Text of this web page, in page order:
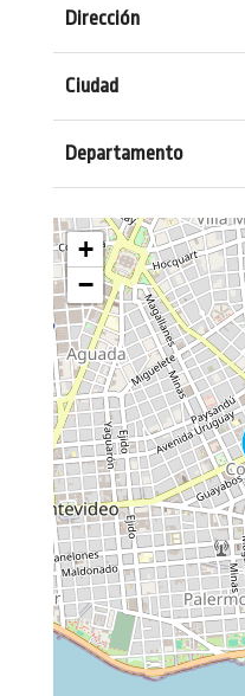
Dirección
Ciudad
Departamento
+
−